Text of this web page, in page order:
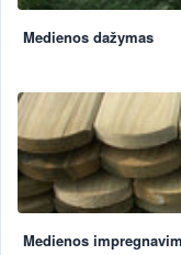
Medienos dažymas
Medienos